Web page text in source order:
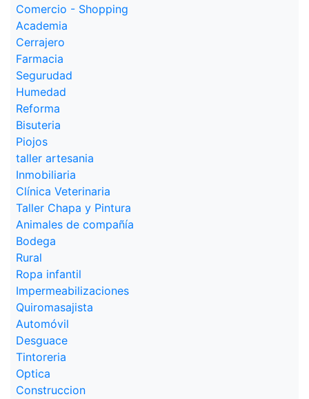
Comercio - Shopping
Academia
Cerrajero
Farmacia
Segurudad
Humedad
Reforma
Bisuteria
Piojos
taller artesania
Inmobiliaria
Clínica Veterinaria
Taller Chapa y Pintura
Animales de compañía
Bodega
Rural
Ropa infantil
Impermeabilizaciones
Quiromasajista
Automóvil
Desguace
Tintoreria
Optica
Construccion